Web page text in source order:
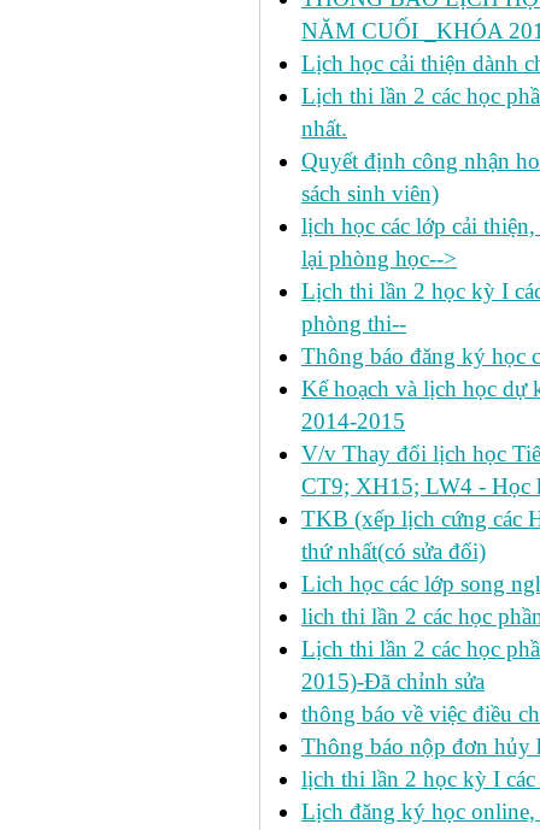
NĂM CUỐI _KHÓA
Lịch học cải thiện dành
Lịch thi lần 2 các học
nhất.
Quyết định công nhận
sách sinh viên)
lịch học các lớp cải
lại phòng học-->
Lịch thi lần 2 học kỳ I
phòng thi--
Thông báo đăng ký học
Kế hoạch và lịch học dự
2014-2015
V/v Thay đổi lịch học
CT9; XH15; LW4 - Học
TKB (xếp lịch cứng các
thứ nhất(có sửa đổi)
Lich học các lớp song
lich thi lần 2 các học
Lịch thi lần 2 các học
2015)-Đã chỉnh sửa
thông báo về việc điều
Thông báo nộp đơn hủy
lịch thi lần 2 học kỳ I
Lịch đăng ký học